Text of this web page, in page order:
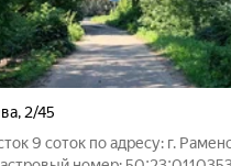
, 2/45
9 соток по адресу: г.